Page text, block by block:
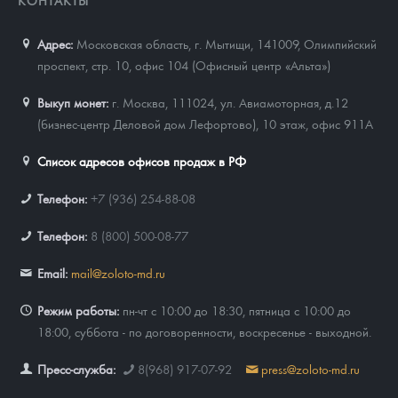
Адрес: Московская область, г. Мытищи, 141009, Олимпийский
проспект, стр. 10, офис 104 (Офисный центр «Альта»)
Выкуп монет: г. Москва, 111024, ул. Авиамоторная, д.12
(бизнес-центр Деловой дом Лефортово), 10 этаж, офис 911А
Список адресов офисов продаж в РФ
Телефон: +7 (936) 254-88-08
Телефон: 8 (800) 500-08-77
Email: mail@zoloto-md.ru
Режим работы: пн-чт с 10:00 до 18:30, пятница с 10:00 до
18:00, суббота - по договоренности, воскресенье - выходной.
Пресс-служба: 8(968) 917-07-92 press@zoloto-md.ru